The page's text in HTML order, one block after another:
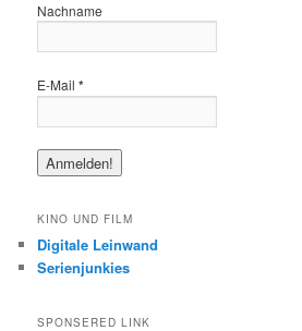
Nachname
E-Mail*
KINO UND FILM
Digitale Leinwand
Serienjunkies
SPONSERED LINK